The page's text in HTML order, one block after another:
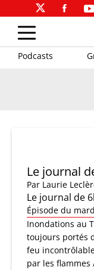
Podcasts
Le journal
Par Laurie
Le journal de
Épisode du
Inondations au
toujours portés
feu
par les flammes